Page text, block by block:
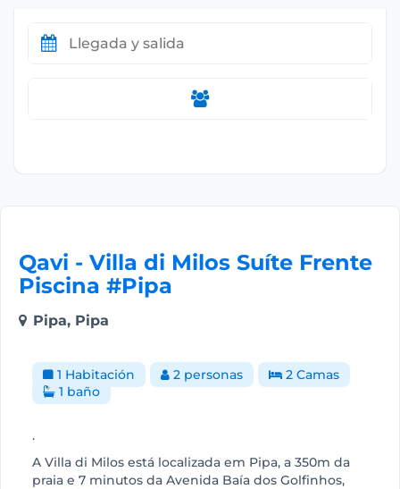
Qavi - Villa di Milos Suíte Frente
Piscina #Pipa
Pipa, Pipa
1 Habitación 2 personas
2 Camas
1 baño
.
A Villa di Milos está localizada em Pipa, a 350m da
praia e 7 minutos da Avenida Baía dos Golfinhos,